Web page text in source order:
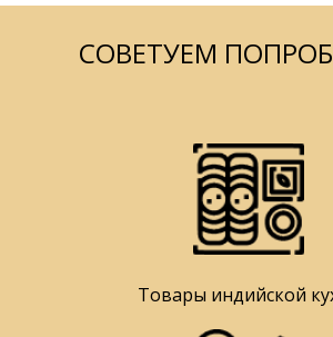
СОВЕТУЕМ
Товары индийской